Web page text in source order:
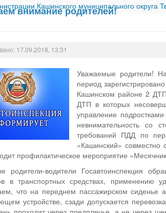
Кашинского муниципального округа
внимание родителей!
17.09.2018, 13:31
Уважаемые родители! На
период
Кашинском районе 2
ДТП в которых
управление
невнимательность со
требований ПДД по
«Кашинский» совместно
профилактическое мероприятие
родители-водители Госавтоинспекция
в транспортных средствах, применению
что на переднем пассажирском сиденье
устройстве, сзади допускается